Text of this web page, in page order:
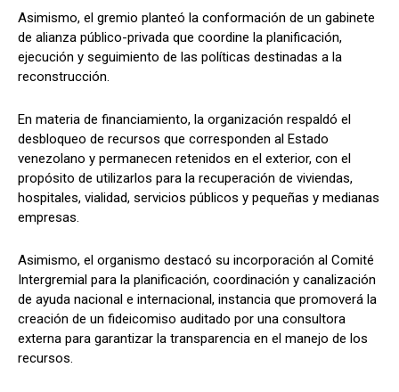
Asimismo, el gremio planteó la conformación de un gabinete
de alianza público-privada que coordine la planificación,
ejecución y seguimiento de las políticas destinadas a la
reconstrucción.
En materia de financiamiento, la organización respaldó el
desbloqueo de recursos que corresponden al Estado
venezolano y permanecen retenidos en el exterior, con el
propósito de utilizarlos para la recuperación de viviendas,
hospitales, vialidad, servicios públicos y pequeñas y medianas
empresas.
Asimismo, el organismo destacó su incorporación al Comité
Intergremial para la planificación, coordinación y canalización
de ayuda nacional e internacional, instancia que promoverá la
creación de un fideicomiso auditado por una consultora
externa para garantizar la transparencia en el manejo de los
recursos.